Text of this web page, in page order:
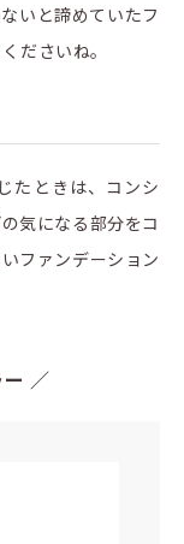
いと諦めていたフ
ださいね。
たときは、コンシ
気になる部分をコ
ファンデーション
／